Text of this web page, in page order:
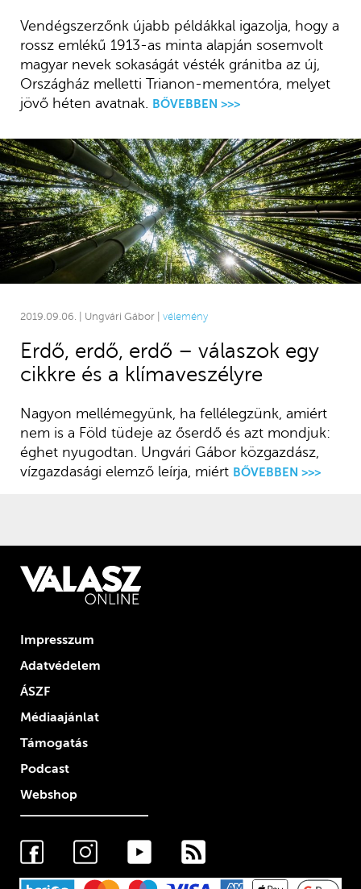
Vendégszerzőnk újabb példákkal igazolja, hogy a
rossz emlékű 1913-as minta alapján sosemvolt
magyar nevek sokaságát vésték gránitba az új,
Országház melletti Trianon-mementóra, melyet
jövő héten avatnak. BŐVEBBEN >>>
2019.09.06. | Ungvári Gábor | vélemény
Erdő, erdő, erdő – válaszok egy
cikkre és a klímaveszélyre
Nagyon mellémegyünk, ha fellélegzünk, amiért
nem is a Föld tüdeje az őserdő és azt mondjuk:
éghet nyugodtan. Ungvári Gábor közgazdász,
vízgazdasági elemző leírja, miért BŐVEBBEN >>>
Impresszum
Adatvédelem
ÁSZF
Médiaajánlat
Támogatás
Podcast
Webshop